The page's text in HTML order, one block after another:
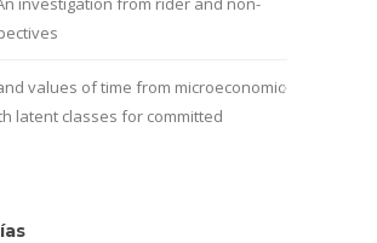
values of time from microeconomic
latent classes for committed